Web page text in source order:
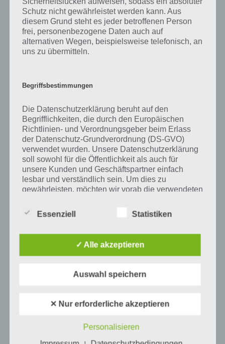
Level freischalten. Zusammenaddiert ergeben alle Antworten 94
Prozent, wovon die App ihren Namen hat. Entsprechend ist 94
Prozent ein Wort und Rätsel-Spiel. Bereits über 10 Millionen mal
wurde die App mittlerweile heruntergeladen und gehört mit zu den
erfolgreichsten Spiele Apps in diesem Genre im Google Play Store
Auf WhatsApp teilen Teilen auf Facebook
Tweet auf Twitter
Mehr Artikel hier auf Touchportal
Schutz nicht gewährleistet werden kann. Aus
diesem Grund steht es jeder betroffenen Person
frei, personenbezogene Daten auch auf
alternativen Wegen, beispielsweise telefonisch, an
uns zu übermitteln.
Begriffsbestimmungen
Die Datenschutzerklärung beruht auf den
Begrifflichkeiten, die durch den Europäischen
Richtlinien- und Verordnungsgeber beim Erlass
der Datenschutz-Grundverordnung (DS-GVO)
verwendet wurden. Unsere Datenschutzerklärung
soll sowohl für die Öffentlichkeit als auch für
unsere Kunden und Geschäftspartner einfach
lesbar und verständlich sein. Um dies zu
gewährleisten, möchten wir vorab die verwendeten
Wir verwenden in dieser Datenschutzerklärung
Informationen, die sich auf eine identifizierte
oder identifizierbare natürliche Person (im
Als identifizierbar wird eine natürliche
Person angesehen, die direkt oder indirekt,
Essenziell Statistiken
✓ Alle akzeptieren
Auswahl speichern
✕ Nur erforderliche akzeptieren
Personalisieren